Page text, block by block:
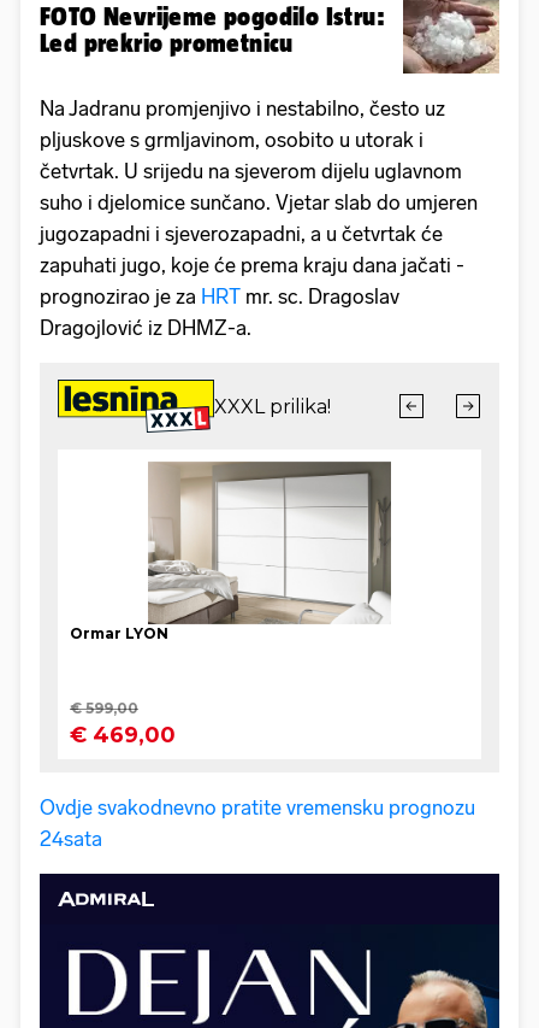
FOTO Nevrijeme pogodilo Istru:
Led prekrio prometnicu
Na Jadranu promjenjivo i nestabilno, često uz
pljuskove s grmljavinom, osobito u utorak i
četvrtak. U srijedu na sjeverom dijelu uglavnom
suho i djelomice sunčano. Vjetar slab do umjeren
jugozapadni i sjeverozapadni, a u četvrtak će
zapuhati jugo, koje će prema kraju dana jačati -
prognozirao je za HRT mr. sc. Dragoslav
Dragojlović iz DHMZ-a.
Ovdje svakodnevno pratite vremensku prognozu
24sata